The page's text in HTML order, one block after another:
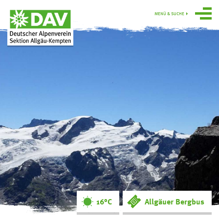
swoboda alpin
Service
Ortsgruppe
Obergünzburg
MENÜ & SUCHE
16°C Allgäuer Bergbus